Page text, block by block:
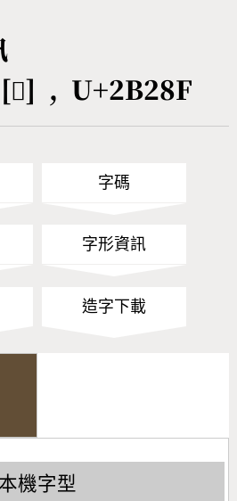
Unicode查詢
, U+2B28F
字碼
字形資訊
造字下載
本機字型